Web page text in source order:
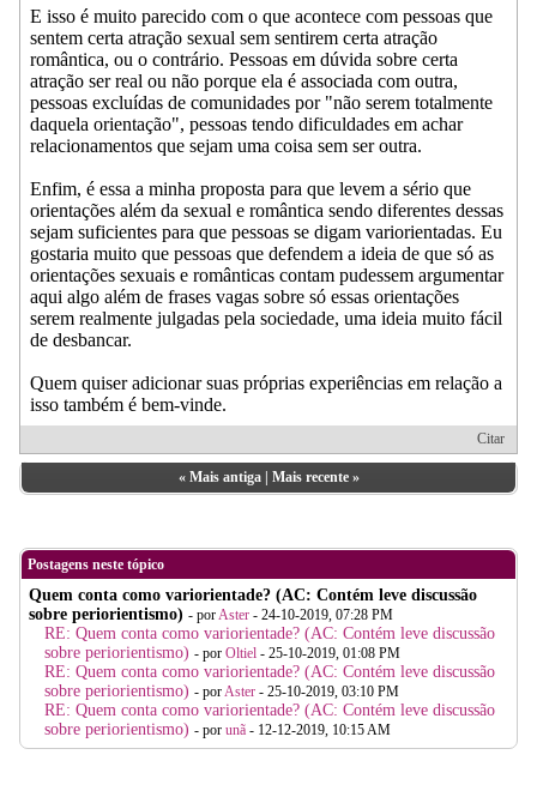
E isso é muito parecido com o que acontece com pessoas que
sentem certa atração sexual sem sentirem certa atração
romântica, ou o contrário. Pessoas em dúvida sobre certa
atração ser real ou não porque ela é associada com outra,
pessoas excluídas de comunidades por "não serem totalmente
daquela orientação", pessoas tendo dificuldades em achar
relacionamentos que sejam uma coisa sem ser outra.
Enfim, é essa a minha proposta para que levem a sério que
orientações além da sexual e romântica sendo diferentes dessas
sejam suficientes para que pessoas se digam variorientadas. Eu
gostaria muito que pessoas que defendem a ideia de que só as
orientações sexuais e românticas contam pudessem argumentar
aqui algo além de frases vagas sobre só essas orientações
serem realmente julgadas pela sociedade, uma ideia muito fácil
de desbancar.
Quem quiser adicionar suas próprias experiências em relação a
isso também é bem-vinde.
Citar
« Mais antiga| Mais recente»
Postagens neste tópico
Quem conta como variorientade? (AC: Contém leve discussão
sobre periorientismo) - porAster - 24-10-2019, 07:28 PM
RE: Quem conta como variorientade? (AC: Contém leve discussão
sobre periorientismo) - por Oltiel - 25-10-2019, 01:08 PM
RE: Quem conta como variorientade? (AC: Contém leve discussão
sobre periorientismo) - porAster - 25-10-2019, 03:10 PM
RE: Quem conta como variorientade? (AC: Contém leve discussão
sobre periorientismo) - por unã - 12-12-2019, 10:15 AM